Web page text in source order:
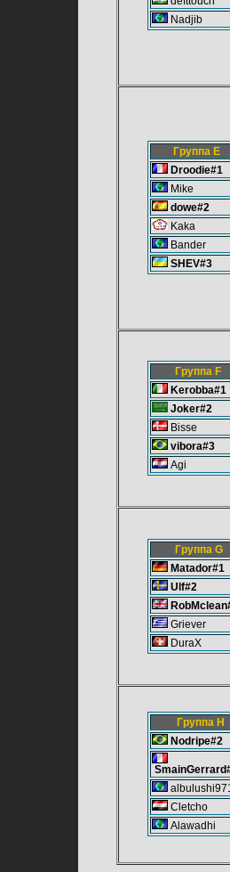
Nadjib
Группа E
Droodie#1
Mike
dowe#2
Kaka
Bander
SHEV#3
Группа F
Kerobba#1
Joker#2
Bisse
vibora#3
Agi
Группа G
Matador#1
Ulf#2
Griever
DuraX
Группа H
Nodripe#2
Cletcho
Alawadhi